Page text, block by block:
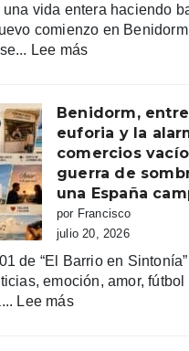
vida entera haciendo
comienzo en
Lee más:
68
años
de
vida,
música
y
sueños
siguen
haciendo
Benidorm,
euforia y la
comercios
guerra de
una España
por Francisco
julio 20, 2026
de “El Barrio en
emoción, amor, fútbol
Lee más: